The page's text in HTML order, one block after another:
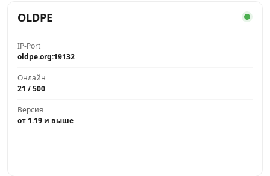
OLDPE
IP-Port
oldpe.org:19132
Онлайн
21 / 500
Версия
от 1.19 и выше